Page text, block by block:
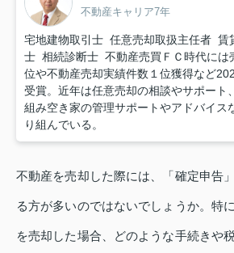
不動産キャリア7年
宅地建物取引士 任意売却取扱主任者 賃
士 相続診断士 不動産売買ＦＣ時代には
位や不動産売却実績件数１位獲得など
受賞。近年は任意売却の相談やサポート
組み空き家の管理サポートやアドバイス
り組んでいる。
不動産を売却した際には、「確定申告
る方が多いのではないでしょうか。特
を売却した場合、どのような手続きや